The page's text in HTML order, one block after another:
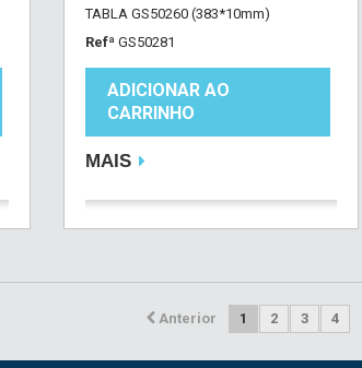
TABLA GS50260 (383*10mm)
Refª GS50281
ADICIONAR AO
CARRINHO
MAIS
Anterior 1 2 3 4